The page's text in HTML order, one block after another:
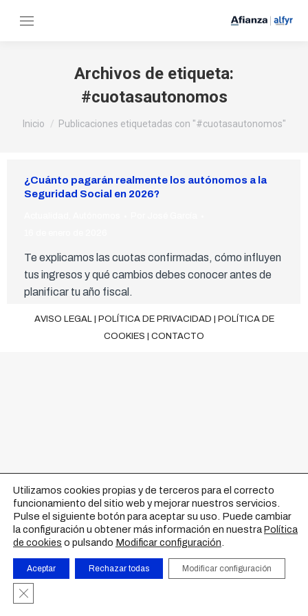
Archivos de etiqueta:
#cuotasautonomos
Estás aquí:
Inicio Publicaciones etiquetadas con "#cuotasautonomos"
¿Cuánto pagarán realmente los autónomos a la
Seguridad Social en 2026?
Te explicamos las cuotas confirmadas, cómo influyen
tus ingresos y qué cambios debes conocer antes de
planificar tu año fiscal.
AVISO LEGAL| POLÍTICA DE PRIVACIDAD
POLÍTICA DE
COOKIES
CONTACTO
Utilizamos cookies propias y de terceros para el correcto
funcionamiento del sitio web y mejorar nuestros servicios.
Pulse el siguiente botón para aceptar su uso. Puede cambiar
la configuración u obtener más información en nuestra Política
de cookies o pulsando Modificar configuración
Aceptar Rechazar todas Modificar configuración
Cerrar el banner de cookies RGPD